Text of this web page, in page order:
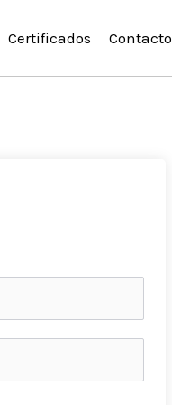
Certificados Contacto